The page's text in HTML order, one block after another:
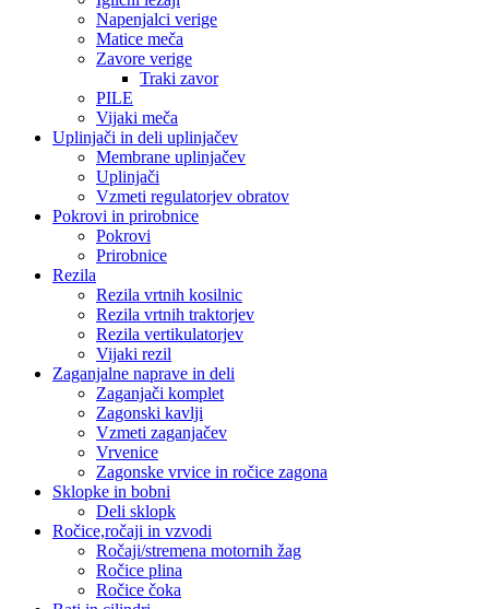
Napenjalci verige
Matice meča
Zavore verige
Traki zavor
PILE
Vijaki meča
Uplinjači in deli uplinjačev
Membrane uplinjačev
Uplinjači
Vzmeti regulatorjev obratov
Pokrovi in prirobnice
Pokrovi
Prirobnice
Rezila
Rezila vrtnih kosilnic
Rezila vrtnih traktorjev
Rezila vertikulatorjev
Vijaki rezil
Zaganjalne naprave in deli
Zaganjači komplet
Zagonski kavlji
Vzmeti zaganjačev
Vrvenice
Zagonske vrvice in ročice zagona
Sklopke in bobni
Deli sklopk
Ročice,ročaji in vzvodi
Ročaji/stremena motornih žag
Ročice plina
Ročice čoka